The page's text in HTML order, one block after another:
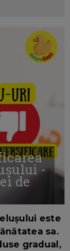
-
de
este
sa.
gradual,